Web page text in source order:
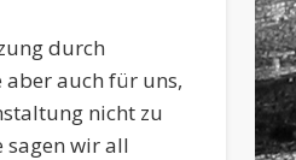
durch
aber auch für uns,
nicht zu
sagen wir all